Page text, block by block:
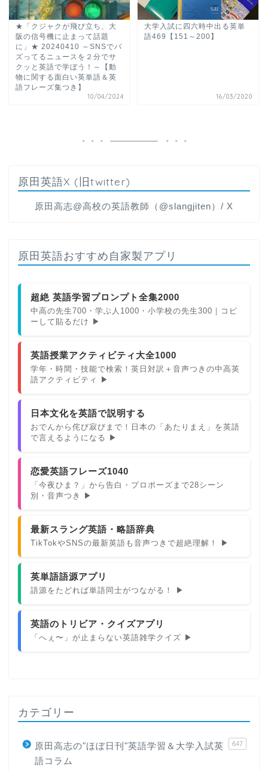
★「クジャクが飛び立ち、大
阪の信号機に止まって話題
に」★ 20240410 ～SNSでバ
ズってるニュースを２分でサ
クッと英語で学ぼう！～【動
物に関する面白い英単語＆英
語フレーズ集つき】
10/04/2024
大学入試に四六時中出る英単
語469【151～200】
16/03/2020
原田英語X (旧twitter)
原田高志@高校の英語教師（@slangjiten）/ X
原田英語おすすめ自家製アプリ
超絶 英語学習プロンプト全集2000
中高の先生700・学ぶ人1000・小学校の先生300｜コピ
ーして貼るだけ ▶
英語授業アクティビティ大全1000
学年・時間・技能で検索！英日対訳＋音声つきの中高英
語アクティビティ ▶
日本文化を英語で説明する
おでんから侘び寂びまで！日本の「あたりまえ」を英語
で言えるようになる ▶
恋愛英語フレーズ1040
「今夜ひま？」から告白・プロポーズまで28シーン
別・音声つき ▶
最新スラング英語・略語辞典
TikTokやSNSの最新英語も音声つきで超絶理解！ ▶
英単語語源アプリ
語源をたどれば単語同士がつながる！ ▶
英語のトリビア・クイズアプリ
「へぇ〜」が止まらない英語雑学クイズ ▶
カテゴリー
原田高志の"ほぼ日刊"英語学習＆大学入試英
語コラム
647